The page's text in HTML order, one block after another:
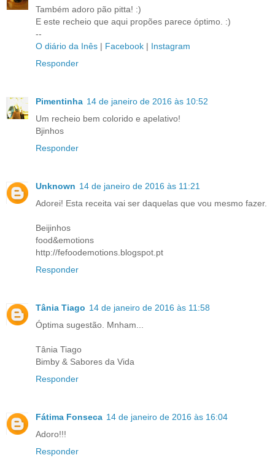
Também adoro pão pitta! :)
E este recheio que aqui propões parece óptimo. :)
--
O diário da Inês | Facebook | Instagram
Responder
Pimentinha 14 de janeiro de 2016 às 10:52
Um recheio bem colorido e apelativo!
Bjinhos
Responder
Unknown 14 de janeiro de 2016 às 11:21
Adorei! Esta receita vai ser daquelas que vou mesmo fazer.
Beijinhos
food&emotions
http://fefoodemotions.blogspot.pt
Responder
Tânia Tiago 14 de janeiro de 2016 às 11:58
Óptima sugestão. Mnham...
Tânia Tiago
Bimby & Sabores da Vida
Responder
Fátima Fonseca 14 de janeiro de 2016 às 16:04
Adoro!!!
Responder